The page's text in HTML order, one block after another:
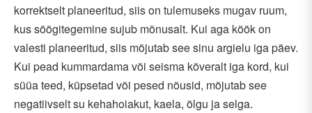
korrektselt planeeritud, siis on tulemuseks mugav ruum,
kus söögitegemine sujub mõnusalt. Kui aga köök on
valesti planeeritud, siis mõjutab see sinu argielu iga päev.
Kui pead kummardama või seisma kõveralt iga kord, kui
süüa teed, küpsetad või pesed nõusid, mõjutab see
negatiivselt su kehahoiakut, kaela, õlgu ja selga.